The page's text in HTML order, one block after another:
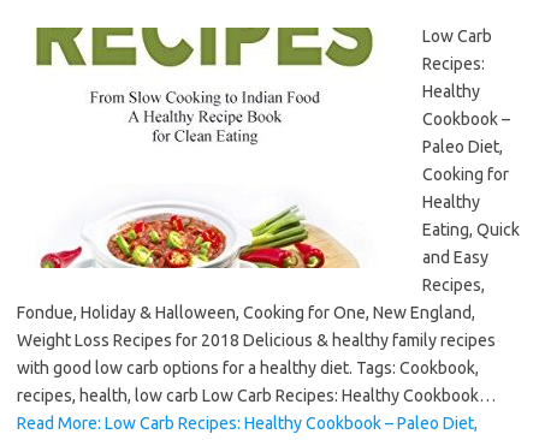
Low Carb
Recipes:
Healthy
Cookbook –
Paleo Diet,
Cooking for
Healthy
Eating, Quick
and Easy
Recipes,
Fondue, Holiday & Halloween, Cooking for One, New England,
Weight Loss Recipes for 2018 Delicious & healthy family recipes
with good low carb options for a healthy diet. Tags: Cookbook,
recipes, health, low carb Low Carb Recipes: Healthy Cookbook…
Read More: Low Carb Recipes: Healthy Cookbook – Paleo Diet,